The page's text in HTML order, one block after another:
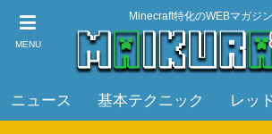
MENU
Minecraft特化のWEBマガジン
ニュース 基本テクニック レッ